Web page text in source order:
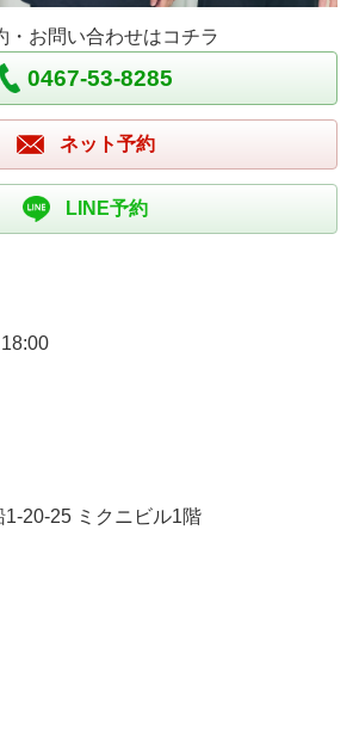
・お問い合わせはコチラ
0467-53-8285
ネット予約
LINE予約
20-25 ミクニビル1階